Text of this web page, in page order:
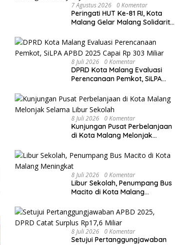
7 Agustus 2026 0 Komentar
Peringati HUT Ke-81 RI, Kota
Malang Gelar Malang Solidarity
8 Juli 2026 0 Komentar
DPRD Kota Malang Evaluasi
Perencanaan Pemkot, SiLPA
8 Juli 2026 0 Komentar
Kunjungan Pusat Perbelanjaan
di Kota Malang Melonjak
8 Juli 2026 0 Komentar
Libur Sekolah, Penumpang Bus
Macito di Kota Malang
8 Juli 2026 0 Komentar
Setujui Pertanggungjawaban